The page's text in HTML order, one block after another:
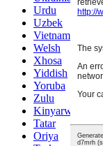
Urdu
Uzbek
Vietnamese
Welsh
Xhosa
Yiddish
Yoruba
Zulu
Kinyarwanda
Tatar
Oriya